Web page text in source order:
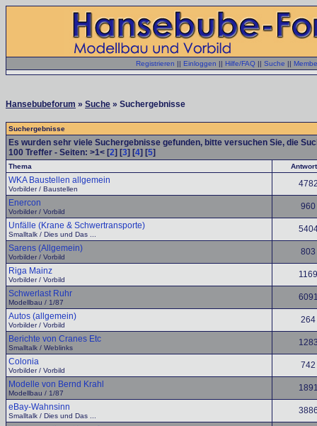
Registrieren || Einloggen || Hilfe/FAQ || Suche ||
Hansebubeforum » Suche » Suchergebnisse
Suchergebnisse
Es wurden sehr viele Suchergebnisse gefunden, bitte versuchen Sie, die
100 Treffer - Seiten: >1< [2] [3] [4] [5]
Thema
WKA Baustellen allgemein
Vorbilder / Baustellen
Enercon
Vorbilder / Vorbild
960
Unfälle (Krane & Schwertransporte)
Smalltalk / Dies und Das ...
Sarens (Allgemein)
Vorbilder / Vorbild
803
Riga Mainz
Vorbilder / Vorbild
1169
Schwerlast Ruhr
Modellbau / 1/87
Autos (allgemein)
Vorbilder / Vorbild
264
Berichte von Cranes Etc
Smalltalk / Weblinks
Colonia
Vorbilder / Vorbild
742
Modelle von Bernd Krahl
Modellbau / 1/87
eBay-Wahnsinn
Smalltalk / Dies und Das ...